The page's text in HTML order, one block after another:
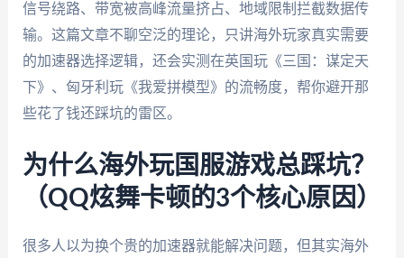
信号绕路、带宽被高峰流量挤占、地域限制拦截数据传
输。这篇文章不聊空泛的理论，只讲海外玩家真实需要
的加速器选择逻辑，还会实测在英国玩《三国：谋定天
下》、匈牙利玩《我爱拼模型》的流畅度，帮你避开那
些花了钱还踩坑的雷区。
为什么海外玩国服游戏总踩坑？
（QQ炫舞卡顿的3个核心原因）
很多人以为换个贵的加速器就能解决问题，但其实海外